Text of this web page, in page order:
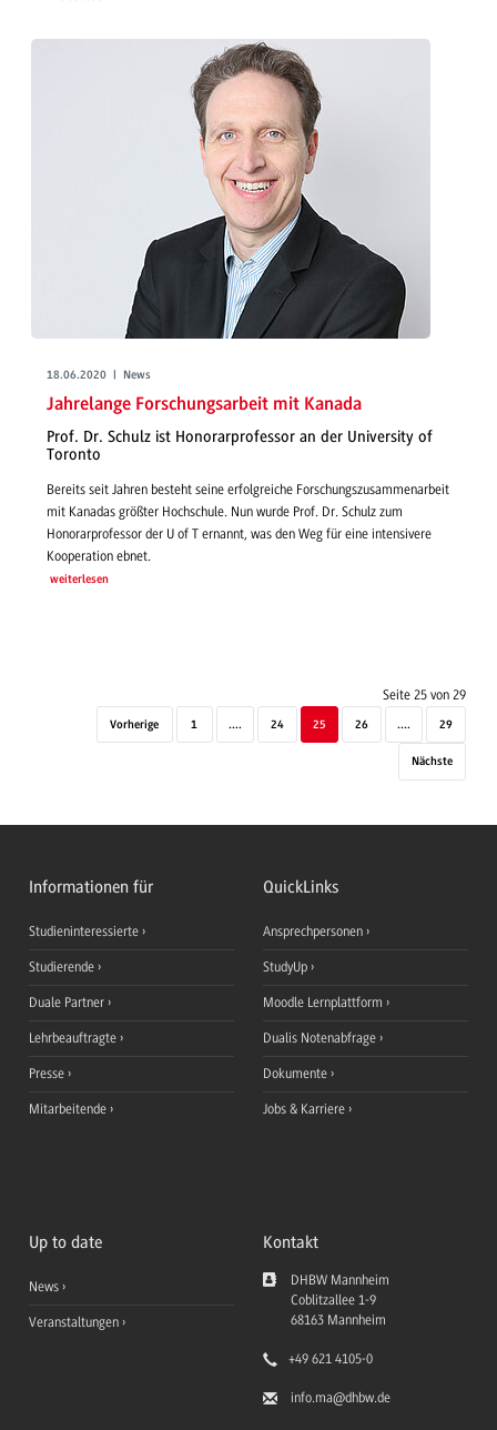
18.06.2020 | News
Jahrelange Forschungsarbeit mit Kanada
Prof. Dr. Schulz ist Honorarprofessor an der University of
Toronto
Bereits seit Jahren besteht seine erfolgreiche Forschungszusammenarbeit
mit Kanadas größter Hochschule. Nun wurde Prof. Dr. Schulz zum
Honorarprofessor der U of T ernannt, was den Weg für eine intensivere
Kooperation ebnet.
weiterlesen
Seite 25 von 29
Vorherige 1 .... 24 25 26 .... 29
Nächste
Informationen für
Studieninteressierte
Studierende
Duale Partner
Lehrbeauftragte
Presse
Mitarbeitende
QuickLinks
Ansprechpersonen
StudyUp
Moodle Lernplattform
Dualis Notenabfrage
Dokumente
Jobs & Karriere
Up to date
News
Veranstaltungen
Kontakt
DHBW Mannheim
Coblitzallee 1-9
68163 Mannheim
+49 621 4105-0
info.ma@dhbw.de